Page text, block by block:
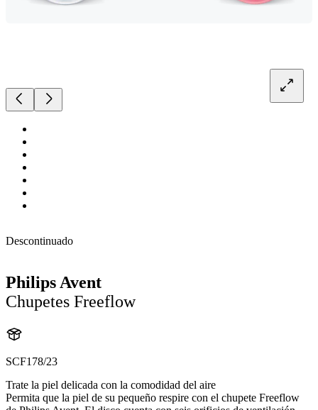
Descontinuado
Philips Avent
Chupetes Freeflow
SCF178/23
Trate la piel delicada con la comodidad del aire
Permita que la piel de su pequeño respire con el chupete Freeflow